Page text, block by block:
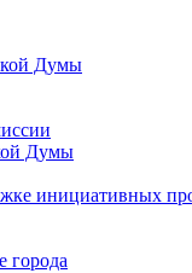
Думы
Думы
инициативных
города